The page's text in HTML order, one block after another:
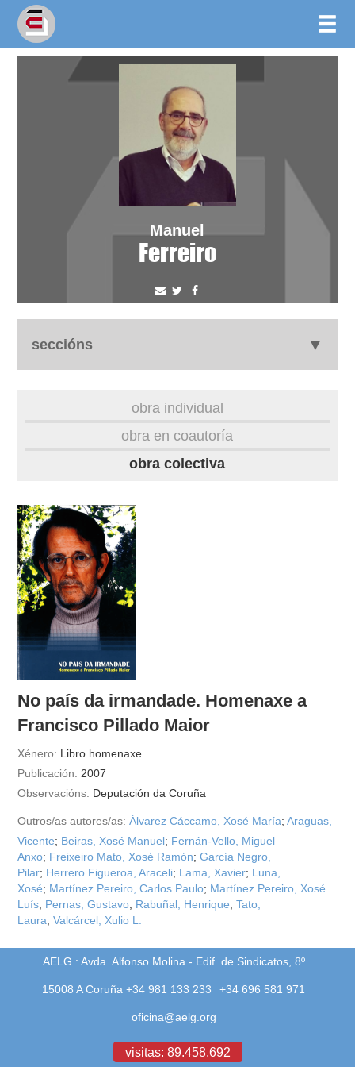
Manuel
Ferreiro
seccións
videoteca
outros docs
obra individual
obra en coautoría
obra colectiva
No país da irmandade. Homenaxe a
Francisco Pillado Maior
Xénero: Libro homenaxe
Publicación: 2007
Observacións: Deputación da Coruña
Outros/as autores/as: Álvarez Cáccamo, Xosé María;Araguas,
Vicente; Beiras, Xosé Manuel; Fernán-Vello, Miguel
Anxo; Freixeiro Mato, Xosé Ramón;García Negro,
Pilar; Herrero Figueroa, Araceli; Lama, Xavier; Luna,
Xosé; Martínez Pereiro, Carlos Paulo; Martínez Pereiro, Xosé
Luís; Pernas, Gustavo; Rabuñal, Henrique;Tato,
Laura;Valcárcel, Xulio L.
AELG : Avda. Alfonso Molina - Edif. de Sindicatos, 8º
15008 A Coruña +34 981 133 233 +34 696 581 971
oficina@aelg.org
visitas: 89.458.692